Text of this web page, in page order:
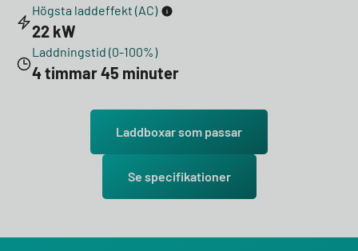
Högsta laddeffekt (AC)
22 kW
Laddningstid (0-100%)
4 timmar 45 minuter
Laddboxar som passar
Se specifikationer